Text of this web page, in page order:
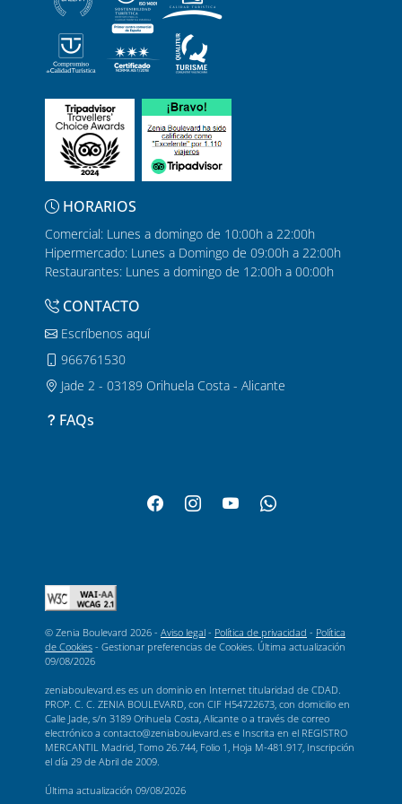
HORARIOS
Comercial: Lunes a domingo de 10:00h a 22:00h
Hipermercado: Lunes a Domingo de 09:00h a 22:00h
Restaurantes: Lunes a domingo de 12:00h a 00:00h
CONTACTO
Escríbenos aquí
966761530
Jade 2 - 03189 Orihuela Costa - Alicante
FAQs
© Zenia Boulevard 2026 - Aviso legal - Política de privacidad - Política
de Cookies - Gestionar preferencias de Cookies . Última actualización
09/08/2026
zeniaboulevard.es es un dominio en Internet titularidad de CDAD.
PROP. C. C. ZENIA BOULEVARD, con CIF H54722673, con domicilio en
Calle Jade, s/n 3189 Orihuela Costa, Alicante o a través de correo
electrónico a contacto@zeniaboulevard.es e Inscrita en el REGISTRO
MERCANTIL Madrid, Tomo 26.744, Folio 1, Hoja M-481.917, Inscripción
el día 29 de Abril de 2009.
Última actualización 09/08/2026